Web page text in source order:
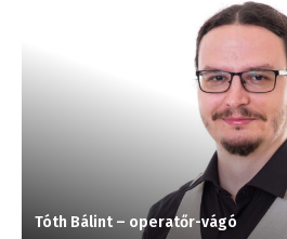
Tóth Bálint – operatőr-vágó